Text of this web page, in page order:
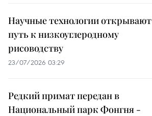
Научные технологии открывают
путь к низкоуглеродному
рисоводству
23/07/2026 03:29
Редкий примат передан в
Национальный парк Фонгня -